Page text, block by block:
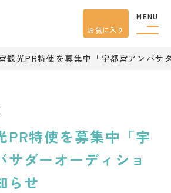
MENU
お気に入り
観光PR特使を募集中「宇都宮アンバサ
PR特使を募集中「宇
サダーオーディショ
らせ
観光案内
イベント
モデルコース
宿泊